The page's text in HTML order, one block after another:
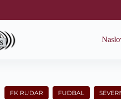
FK RUDAR FUDBAL